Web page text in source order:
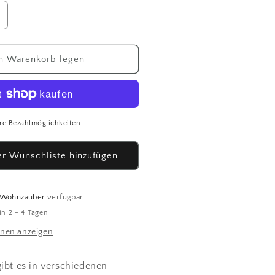
Warenkorb legen
Bezahlmöglichkeiten
Wunschliste hinzufügen
verfügbar
2 - 4 Tagen
anzeigen
es in verschiedenen